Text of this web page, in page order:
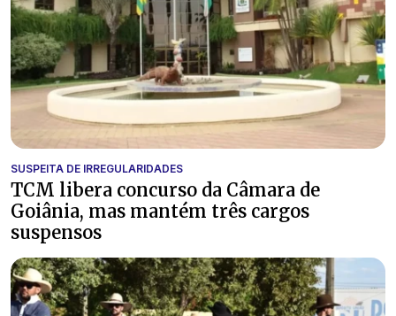
SUSPEITA DE IRREGULARIDADES
TCM libera concurso da Câmara de
Goiânia, mas mantém três cargos
suspensos